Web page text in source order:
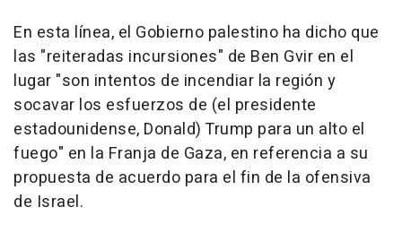
En esta línea, el Gobierno palestino ha dicho que
las "reiteradas incursiones" de Ben Gvir en el
lugar "son intentos de incendiar la región y
socavar los esfuerzos de (el presidente
estadounidense, Donald) Trump para un alto el
fuego" en la Franja de Gaza, en referencia a su
propuesta de acuerdo para el fin de la ofensiva
de Israel.